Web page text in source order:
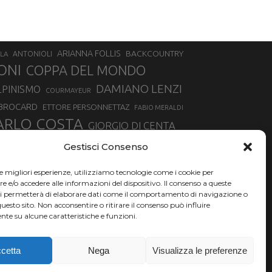
Gestisci Consenso
migliori esperienze, utilizziamo tecnologie come i cookie per
e/o accedere alle informazioni del dispositivo. Il consenso a queste
permetterà di elaborare dati come il comportamento di navigazione o
sito. Non acconsentire o ritirare il consenso può influire
su alcune caratteristiche e funzioni.
Nega Visualizza le preferenze
ANTONIOLI ARIANNA FOLLIS
BACKCOUNTRY
COPPA DEL MONDO
COURMAYEUR DAMIANO LENZI
ETTORE PERSONNETTAZ FABIO MERALDI
COSTA GIORGIO DI CENTA
LUCA MATTEOTTI MADONNA DI CAMPIGLIO
NAZIONALE DI SCIALPINISMO NORVEGIA
PSL RAFFAELLA TEMPESTA
BERTAGNA SIMONE DEROMEDIS SKIALPDEIPARCHI
TRANSCAVALLO
VERTICAL